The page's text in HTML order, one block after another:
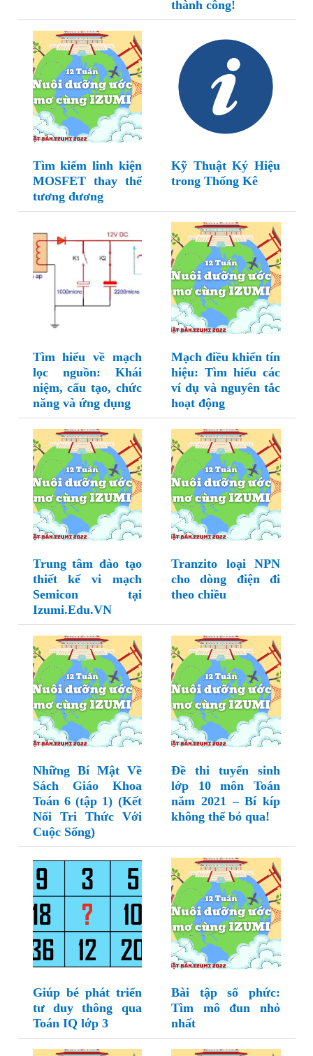
thành công!
Tìm kiếm linh kiện
MOSFET thay thế
tương đương
Kỹ Thuật Ký Hiệu
trong Thống Kê
Tìm hiểu về mạch
lọc nguồn: Khái
niệm, cấu tạo, chức
năng và ứng dụng
Mạch điều khiển tín
hiệu: Tìm hiểu các
ví dụ và nguyên tắc
hoạt động
Trung tâm đào tạo
thiết kế vi mạch
Semicon tại
Izumi.Edu.VN
Tranzito loại NPN
cho dòng điện đi
theo chiều
Những Bí Mật Về
Sách Giáo Khoa
Toán 6 (tập 1) (Kết
Nối Tri Thức Với
Cuộc Sống)
Đề thi tuyển sinh
lớp 10 môn Toán
năm 2021 – Bí kíp
không thể bỏ qua!
Giúp bé phát triển
tư duy thông qua
Toán IQ lớp 3
Bài tập số phức:
Tìm mô đun nhỏ
nhất